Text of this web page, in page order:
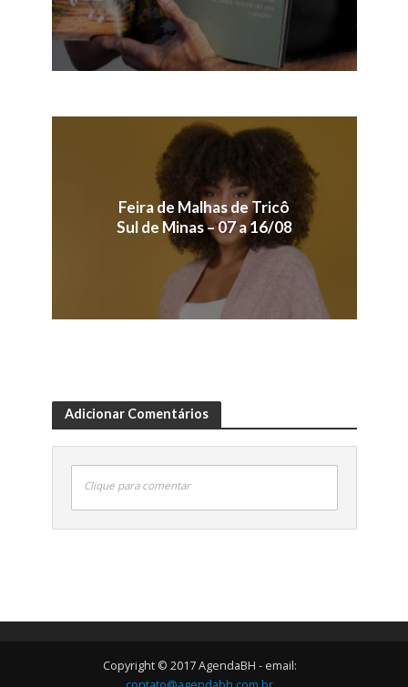
Feira de Malhas de Tricô
Sul de Minas – 07 a 16/08
Adicionar Comentários
Clique para comentar
Copyright © 2017 AgendaBH - email: